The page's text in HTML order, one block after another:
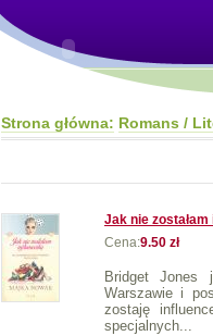
Strona główna: Romans /
Jak nie
Cena:9.50 zł
Bridget Jones
Warszawie i
zostaję
specjalnych...